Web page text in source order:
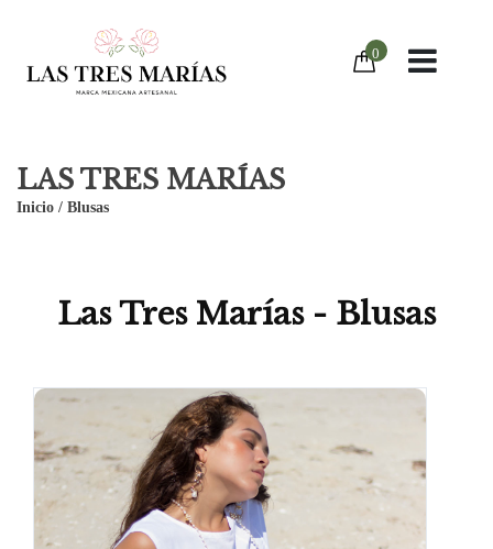
0
LAS TRES MARÍAS
Inicio / Blusas
Las Tres Marías - Blusas